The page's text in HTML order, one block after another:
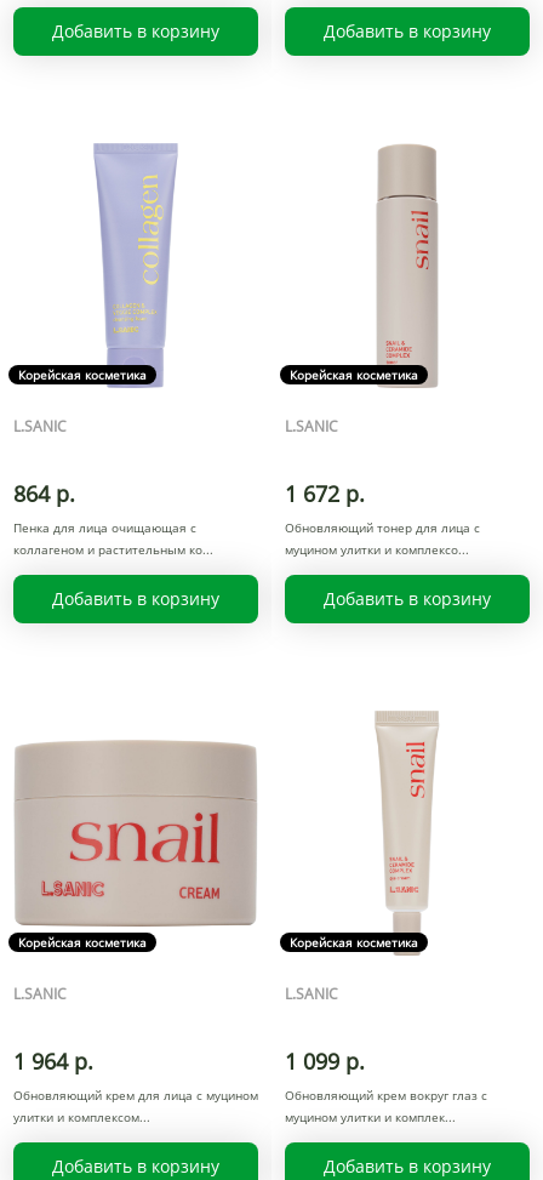
Добавить в корзину Добавить в корзину
Корейская косметика
L.SANIC
864 р.
Пенка для лица очищающая с
коллагеном и растительным ко
Добавить в корзину
Корейская косметика
L.SANIC
1 672 р.
Обновляющий тонер для лица с
муцином улитки и комплексо
Добавить в корзину
Корейская косметика
L.SANIC
1 964 р.
Обновляющий крем для лица с муцином
улитки и комплексом
Добавить в корзину
Корейская косметика
L.SANIC
1 099 р.
Обновляющий крем вокруг глаз с
муцином улитки и комплек
Добавить в корзину